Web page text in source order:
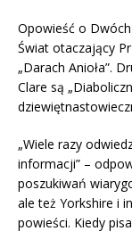
Opowieść o
Świat otaczający
„Darach Anioła”.
Clare są
„Wiele razy
informacji” –
poszukiwań
ale też Yorkshire i
powieści. Kiedy